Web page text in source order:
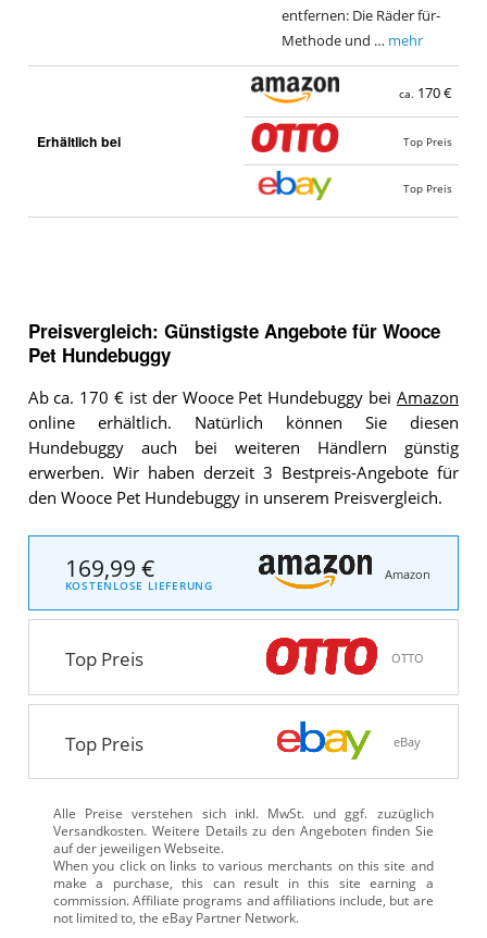
entfernen: Die Räder für-
Methode und … mehr
Erhältlich bei
ca. 170 €
Top Preis
Top Preis
Preisvergleich: Günstigste Angebote für Wooce
Pet Hundebuggy
Ab ca. 170 € ist der Wooce Pet Hundebuggy bei Amazon
online erhältlich. Natürlich können Sie diesen
Hundebuggy auch bei weiteren Händlern günstig
erwerben. Wir haben derzeit 3 Bestpreis-Angebote für
den Wooce Pet Hundebuggy in unserem Preisvergleich.
169,99 €
KOSTENLOSE LIEFERUNG
Amazon
Top Preis OTTO
Top Preis eBay
Alle Preise verstehen sich inkl. MwSt. und ggf. zuzüglich
Versandkosten. Weitere Details zu den Angeboten finden Sie
auf der jeweiligen Webseite.